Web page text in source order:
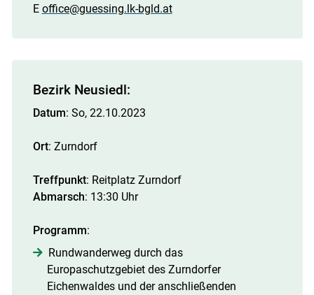
E office@guessing.lk-bgld.at
Bezirk Neusiedl:
Datum: So, 22.10.2023
Ort: Zurndorf
Treffpunkt: Reitplatz Zurndorf
Abmarsch: 13:30 Uhr
Programm:
Rundwanderweg durch das
Europaschutzgebiet des Zurndorfer
Eichenwaldes und der anschließenden